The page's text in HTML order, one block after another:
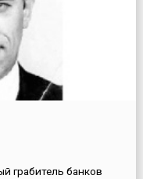
грабитель банков